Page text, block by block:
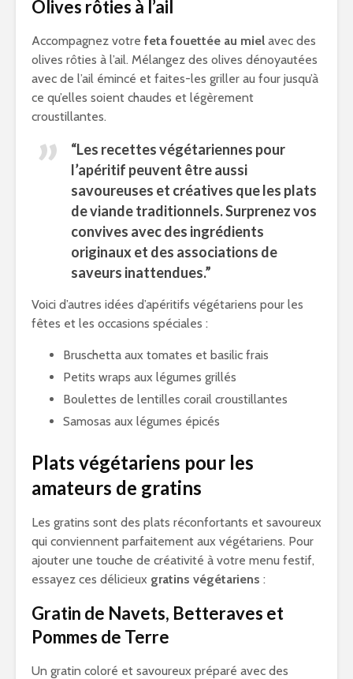
Olives rôties à l’ail
Accompagnez votre feta fouettée au miel avec des
olives rôties à l’ail. Mélangez des olives dénoyautées
avec de l’ail émincé et faites-les griller au four jusqu’à
ce qu’elles soient chaudes et légèrement
croustillantes.
“Les recettes végétariennes pour
l’apéritif peuvent être aussi
savoureuses et créatives que les plats
de viande traditionnels. Surprenez vos
convives avec des ingrédients
originaux et des associations de
saveurs inattendues.”
Voici d’autres idées d’apéritifs végétariens pour les
fêtes et les occasions spéciales :
Bruschetta aux tomates et basilic frais
Petits wraps aux légumes grillés
Boulettes de lentilles corail croustillantes
Samosas aux légumes épicés
Plats végétariens pour les
amateurs de gratins
Les gratins sont des plats réconfortants et savoureux
qui conviennent parfaitement aux végétariens. Pour
ajouter une touche de créativité à votre menu festif,
essayez ces délicieux gratins végétariens :
Gratin de Navets, Betteraves et
Pommes de Terre
Un gratin coloré et savoureux préparé avec des